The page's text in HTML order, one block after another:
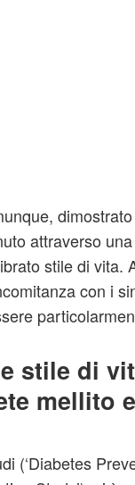
attraverso
stile di vita.
con i
stile di
mellito e
(‘Diabetes